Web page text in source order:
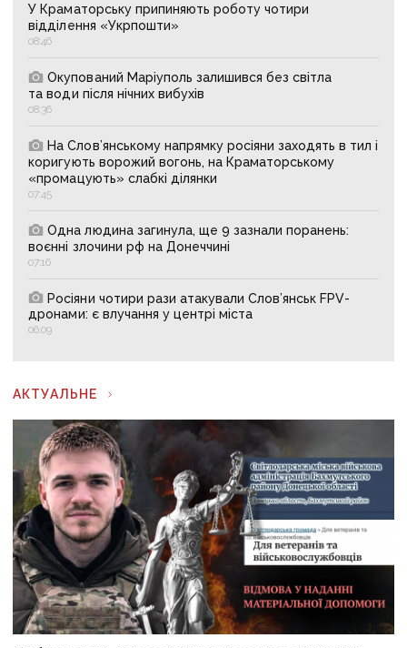
У Краматорську припиняють роботу чотири
відділення «Укрпошти»
08:46
Окупований Маріуполь залишився без світла
та води після нічних вибухів
08:36
На Слов’янському напрямку росіяни заходять в тил і
коригують ворожий вогонь, на Краматорському
«промацують» слабкі ділянки
07:45
Одна людина загинула, ще 9 зазнали поранень:
воєнні злочини рф на Донеччині
07:16
Росіяни чотири рази атакували Слов’янськ FPV-
дронами: є влучання у центрі міста
06:09
АКТУАЛЬНЕ